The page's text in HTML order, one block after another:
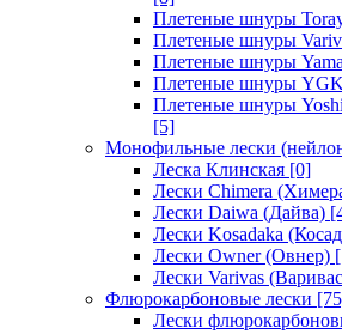
Плетеные шнуры
Плетеные шнуры
Плетеные шнуры
Плетеные шнуры
Плетеные шнуры
[5]
Монофильные лески
Леска Клинская [0]
Лески Chimera
Лески Daiwa (Дайва)
Лески Kosadaka
Лески Owner (Овнер)
Лески Varivas
Флюрокарбоновые лески
Лески